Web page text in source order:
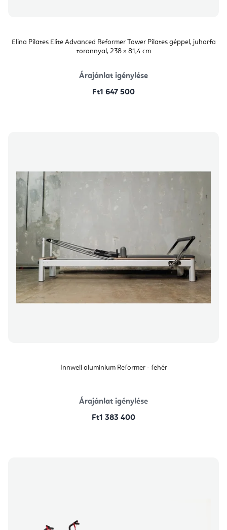
Elina Pilates Elite Advanced Reformer Tower Pilates géppel, juharfa
toronnyal, 238 × 81,4 cm
Árajánlat igénylése
Ft1 647 500
Innwell alumínium Reformer - fehér
Árajánlat igénylése
Ft1 383 400